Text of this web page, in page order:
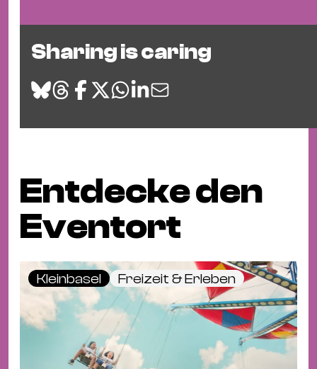
Sharing is caring
Entdecke den
Eventort
Kleinbasel Freizeit & Erleben